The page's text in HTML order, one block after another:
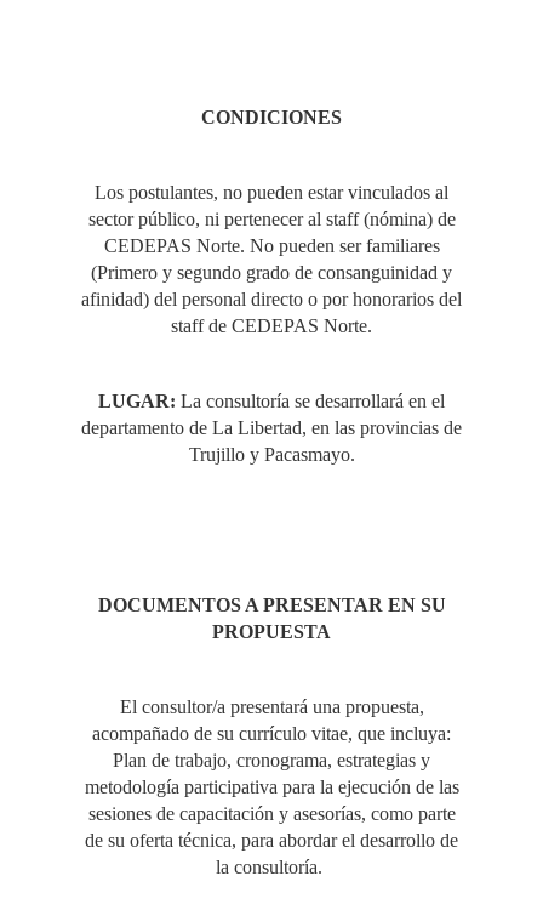
CONDICIONES
Los postulantes, no pueden estar vinculados al
sector público, ni pertenecer al staff (nómina) de
CEDEPAS Norte. No pueden ser familiares
(Primero y segundo grado de consanguinidad y
afinidad) del personal directo o por honorarios del
staff de CEDEPAS Norte.
LUGAR: La consultoría se desarrollará en el
departamento de La Libertad, en las provincias de
Trujillo y Pacasmayo.
DOCUMENTOS A PRESENTAR EN SU
PROPUESTA
El consultor/a presentará una propuesta,
acompañado de su currículo vitae, que incluya:
Plan de trabajo, cronograma, estrategias y
metodología participativa para la ejecución de las
sesiones de capacitación y asesorías, como parte
de su oferta técnica, para abordar el desarrollo de
la consultoría.